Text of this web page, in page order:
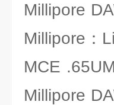
Millipore
Millipore：
MCE
Millipore